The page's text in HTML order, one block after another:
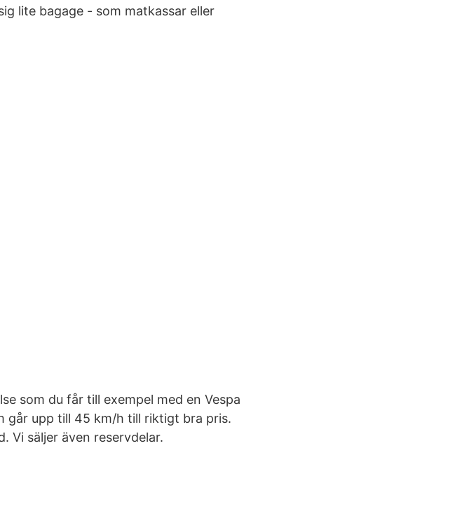
lite bagage - som matkassar eller
som du får till exempel med en Vespa
går upp till 45 km/h till riktigt bra pris.
Vi säljer även reservdelar.